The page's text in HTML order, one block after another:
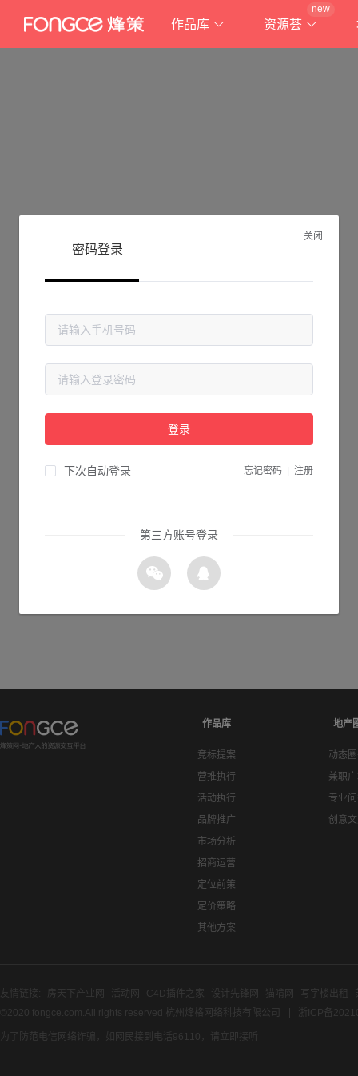
作品库 资源荟
new
抱歉!
请检查您输入的网址是否正确，或点击下面的按钮返回首页。
作品库
竞标提案
营推执行
活动执行
品牌推广
市场分析
招商运营
定位前策
定价策略
其他方案
地产
动态
兼职
专业
创意
友情链接: 房天下产业网 活动网 C4D插件之家 设计先锋网 猫啃网 写字楼出租
©2020 fongce.com.All rights reserved 杭州烽格网络科技有限公司
浙ICP备
为了防范电信网络诈骗，如网民接到电话96110，请立即接听
关闭
密码登录
登录
下次自动登录 忘记密码 注册
第三方账号登录